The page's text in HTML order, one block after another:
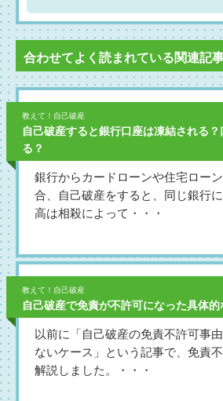
合わせてよく読まれている関連記
教えて！自己破産
自己破産すると銀行口座は凍結される？
る？
銀行からカードローンや住宅ロー
合、自己破産をすると、同じ銀行
高は相殺によって・・・
教えて！自己破産
自己破産で免責が不許可になった具体的
以前に「自己破産の免責不許可事
ないケース」という記事で、免責
解説しました。・・・